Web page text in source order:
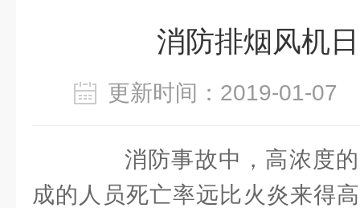
消防排烟风机
更新时间：2019-01-
消防事故中，高浓度的
成的人员死亡率远比火炎来得